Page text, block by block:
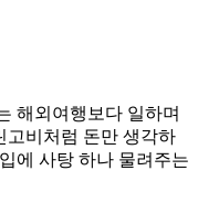
해외여행보다 일하며
고비처럼 돈만 생각하
에 사탕 하나 물려주는